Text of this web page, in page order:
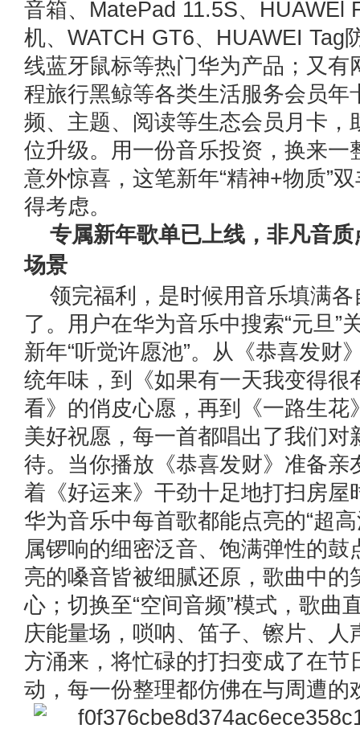
音箱、MatePad 11.5S、HUAWEl
机、WATCH GT6、HUAWEI Tag
线蓝牙鼠标等热门华为产品；又有
程旅行黑鲸等各类生活服务会员年
频、主题、阅读等生态会员月卡，
位升级。用一份音乐投资，换来一
意外惊喜，这笔新年“精神+物质”
得考虑。
专属新年歌单已上线，非凡音
场景
领完福利，是时候用音乐填满
了。用户在华为音乐中搜索“元旦”
新年“听觉许愿池”。从《恭喜发财
统年味，到《如果有一天我变得很
看》的俏皮心愿，再到《一路生花
美好祝愿，每一首都唱出了我们对
待。当你播放《恭喜发财》准备亲
着《好运来》干劲十足地打扫房屋
华为音乐中每首歌都能点亮的“超
属锣响的细密泛音、饱满弹性的鼓
亮的嗓音皆被细腻还原，歌曲中的
心；切换至“空间音频”模式，歌曲
庆能量场，唢呐、笛子、镲片、人
方涌来，将忙碌的打扫变成了在节
动，每一份整理都仿佛在与周遭的